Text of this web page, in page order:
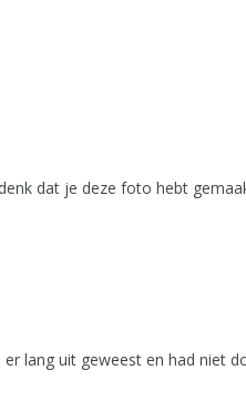
dat je deze foto hebt
er lang uit geweest en had niet